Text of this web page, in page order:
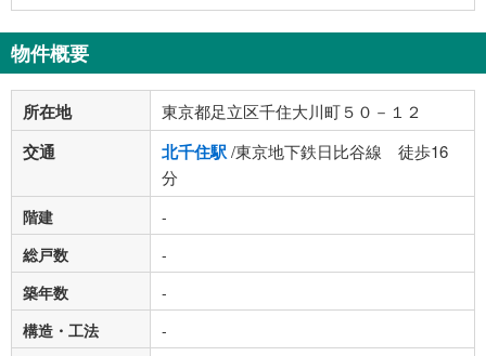
物件概要
所在地 東京都足立区千住大川町５０－１２
交通 北千住駅/東京地下鉄日比谷線 徒歩16
分
階建
-
総戸数
-
築年数
-
構造・工法
-